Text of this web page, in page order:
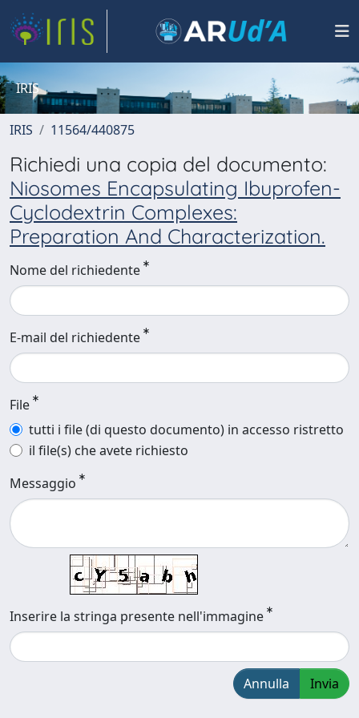
IRIS
IRIS 11564/440875
Richiedi una copia del documento:
Niosomes Encapsulating Ibuprofen-
Cyclodextrin Complexes:
Preparation And Characterization.
Nome del richiedente
E-mail del richiedente
File
tutti i file (di questo documento) in accesso ristretto
il file(s) che avete richiesto
Messaggio
Inserire la stringa presente nell'immagine
Annulla Invia